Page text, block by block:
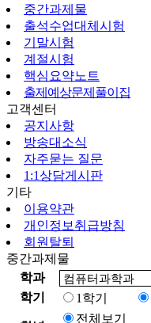
중간과제물
출석수업대체시험
기말시험
계절시험
핵심요약노트
출제예상문제풀이집
고객센터
공지사항
방송대소식
자주묻는 질문
1:1상담게시판
기타
이용약관
개인정보취급방침
회원탈퇴
중간과제물
학과
학기
1학기
전체보기